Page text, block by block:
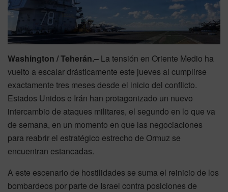
Washington / Teherán.– La tensión en Oriente Medio ha
vuelto a escalar drásticamente este jueves al cumplirse
exactamente tres meses desde el inicio del conflicto.
Estados Unidos e Irán han protagonizado un nuevo
intercambio de ataques militares, el segundo en lo que va
de semana, en un momento en que las negociaciones
para reabrir el estratégico estrecho de Ormuz se
encuentran estancadas.
A este escenario de hostilidades se suma el reinicio de los
bombardeos por parte de Israel contra posiciones de